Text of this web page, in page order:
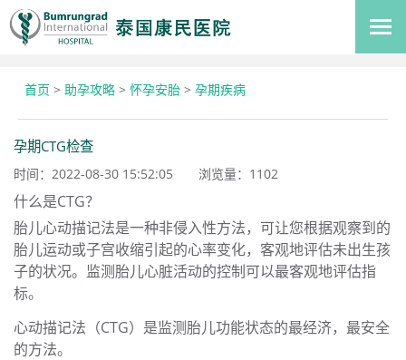
首页 > 助孕攻略 > 怀孕安胎 > 孕期疾病
孕期CTG检查
时间：2022-08-30 15:52:05 浏览量： 1102
什么是CTG？
胎儿心动描记法是一种非侵入性方法，可让您根据观察到的
胎儿运动或子宫收缩引起的心率变化，客观地评估未出生孩
子的状况。监测胎儿心脏活动的控制可以最客观地评估指
标。
心动描记法（CTG）是监测胎儿功能状态的最经济，最安全
的方法。